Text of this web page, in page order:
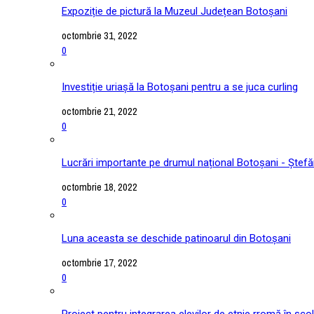
Expoziție de pictură la Muzeul Județean Botoșani
octombrie 31, 2022
0
Investiție uriașă la Botoșani pentru a se juca curling
octombrie 21, 2022
0
Lucrări importante pe drumul național Botoșani -
octombrie 18, 2022
0
Luna aceasta se deschide patinoarul din Botoșani
octombrie 17, 2022
0